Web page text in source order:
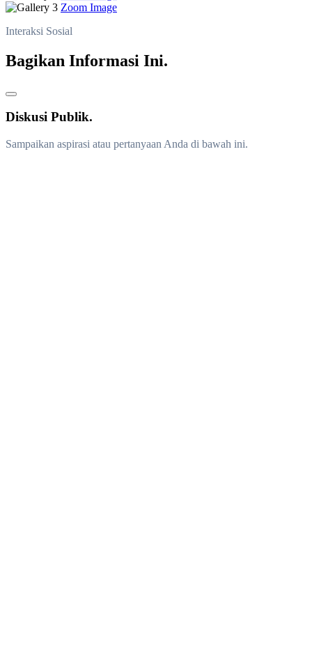
Zoom Image
Interaksi Sosial
Bagikan Informasi Ini.
Diskusi Publik.
Sampaikan aspirasi atau pertanyaan Anda di bawah ini.